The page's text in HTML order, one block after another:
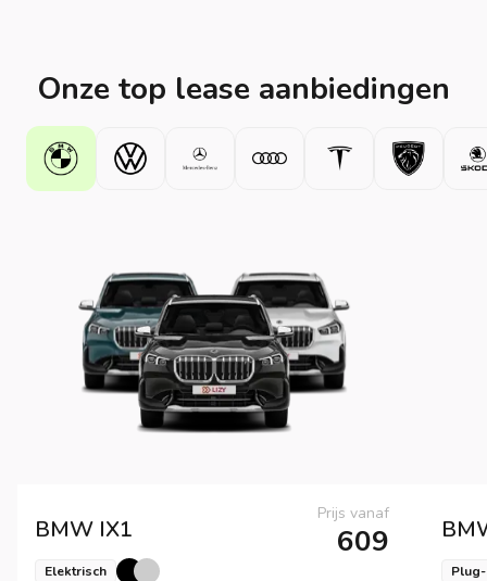
Onze top lease aanbiedingen
BMW IX1
Prijs vanaf
609
Elektrisch